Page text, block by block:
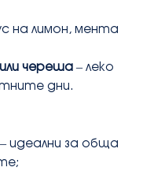
на лимон, мента
череша – леко
дни.
– идеални за обща